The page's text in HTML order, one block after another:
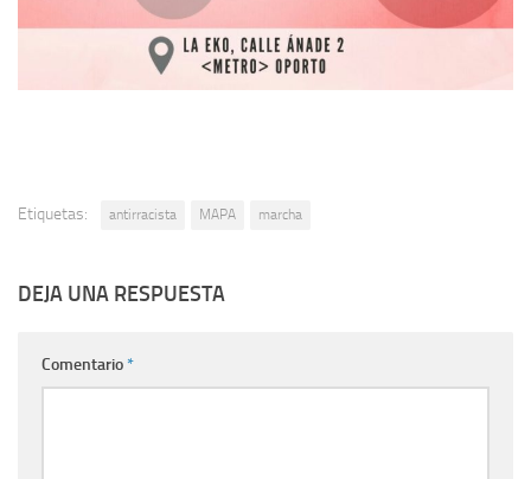
Etiquetas: antirracista MAPA marcha
DEJA UNA RESPUESTA
Comentario*